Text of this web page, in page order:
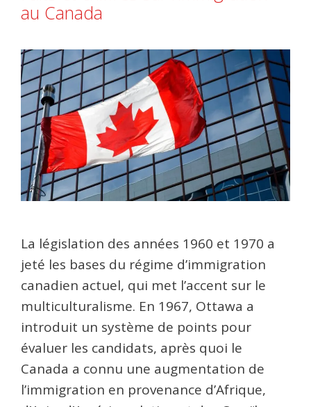
au Canada
La législation des années 1960 et 1970 a
jeté les bases du régime d’immigration
canadien actuel, qui met l’accent sur le
multiculturalisme. En 1967, Ottawa a
introduit un système de points pour
évaluer les candidats, après quoi le
Canada a connu une augmentation de
l’immigration en provenance d’Afrique,